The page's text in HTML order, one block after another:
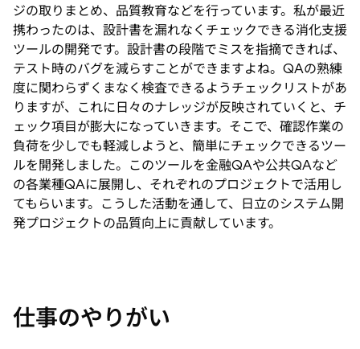
ジの取りまとめ、品質教育などを行っています。私が最近
携わったのは、設計書を漏れなくチェックできる消化支援
ツールの開発です。設計書の段階でミスを指摘できれば、
テスト時のバグを減らすことができますよね。QAの熟練
度に関わらずくまなく検査できるようチェックリストがあ
りますが、これに日々のナレッジが反映されていくと、チ
ェック項目が膨大になっていきます。そこで、確認作業の
負荷を少しでも軽減しようと、簡単にチェックできるツー
ルを開発しました。このツールを金融QAや公共QAなど
の各業種QAに展開し、それぞれのプロジェクトで活用し
てもらいます。こうした活動を通して、日立のシステム開
発プロジェクトの品質向上に貢献しています。
仕事のやりがい